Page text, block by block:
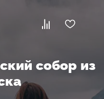
собор из